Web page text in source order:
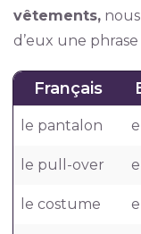
vêtements,nous
d’eux une
Français
le pantalon
le pull-over
le costume